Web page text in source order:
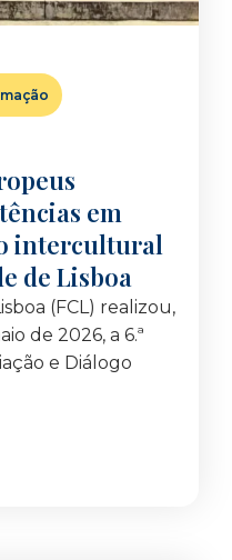
em
intercultural
de Lisboa
(FCL) realizou,
de 2026, a 6.ª
e Diálogo